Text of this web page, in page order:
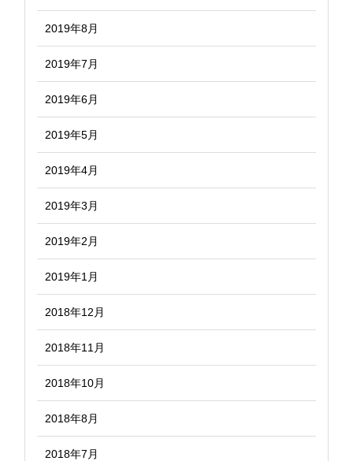
2019年8月
2019年7月
2019年6月
2019年5月
2019年4月
2019年3月
2019年2月
2019年1月
2018年12月
2018年11月
2018年10月
2018年8月
2018年7月